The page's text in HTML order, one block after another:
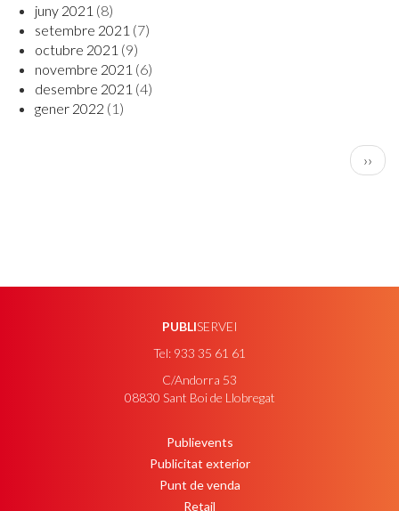
juny 2021 (8)
setembre 2021 (7)
octubre 2021 (9)
novembre 2021 (6)
desembre 2021 (4)
gener 2022 (1)
››
PUBLISERVEI
Tel: 933 35 61 61
C/Andorra 53
08830 Sant Boi de Llobregat
Publievents
Publicitat exterior
Punt de venda
Retail